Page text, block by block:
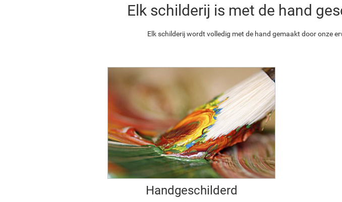
Elk schilderij is met de hand
Elk schilderij wordt volledig met de hand gemaakt door onze
Handgeschilderd